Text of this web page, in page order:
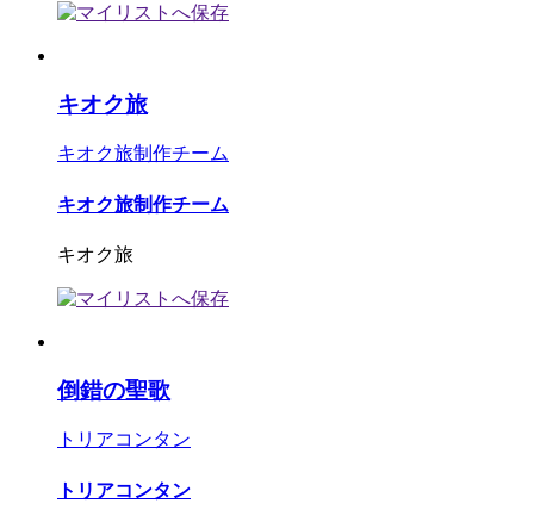
キオク旅
キオク旅制作チーム
キオク旅制作チーム
キオク旅
倒錯の聖歌
トリアコンタン
トリアコンタン